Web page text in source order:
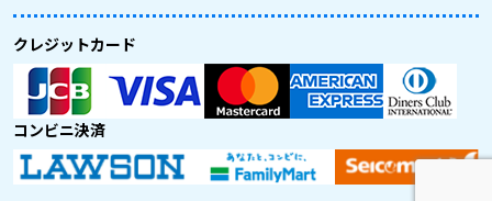
キャンセル対応
急な予定変更がありましたが、フレキシブルなキャンセル対応
のおかげで、無駄なく予約を変更することができました。
クレジットカード
コンビニ決済